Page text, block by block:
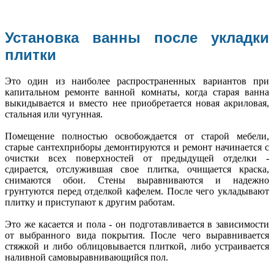
Установка ванны после укладки
плитки
Это один из наиболее распространенных вариантов при
капитальном ремонте ванной комнаты, когда старая ванна
выкидывается и вместо нее приобретается новая акриловая,
стальная или чугунная.
Помещение полностью освобождается от старой мебели,
старые сантехприборы демонтируются и ремонт начинается с
очистки всех поверхностей от предыдущей отделки -
сдирается, отслужившая свое плитка, очищается краска,
снимаются обои. Стены выравниваются и надежно
грунтуются перед отделкой кафелем. После чего укладывают
плитку и приступают к другим работам.
Это же касается и пола - он подготавливается в зависимости
от выбранного вида покрытия. После чего выравнивается
стяжкой и либо облицовывается плиткой, либо устраивается
наливной самовыравнивающийся пол.